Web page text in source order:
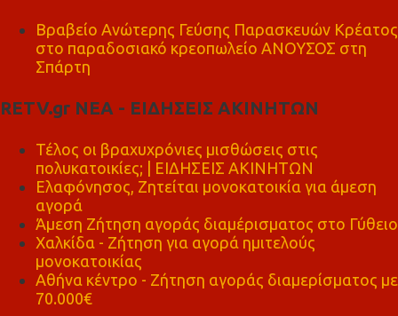
Βραβείο Ανώτερης Γεύσης Παρασκευών Κρέατος
στο παραδοσιακό κρεοπωλείο ΑΝΟΥΣΟΣ στη
Σπάρτη
RETV.gr ΝΕΑ - ΕΙΔΗΣΕΙΣ ΑΚΙΝΗΤΩΝ
Τέλος οι βραχυχρόνιες μισθώσεις στις
πολυκατοικίες; | ΕΙΔΗΣΕΙΣ ΑΚΙΝΗΤΩΝ
Ελαφόνησος, Ζητείται μονοκατοικία για άμεση
αγορά
Άμεση Ζήτηση αγοράς διαμέρισματος στο Γύθειο
Χαλκίδα - Ζήτηση για αγορά ημιτελούς
μονοκατοικίας
Αθήνα κέντρο - Ζήτηση αγοράς διαμερίσματος με
70.000€